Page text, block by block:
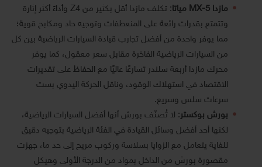
مازدا MX-5 مياتا
: تكلف مازدا أقل بكثير من Z4 وأداءً أكثر إثارة
وتتمتع بقدرات رائعة على المنعطفات وتوجيه حاد ومكابح قوية؛
مما يوفر واحدة من أفضل تجارب قيادة السيارات الرياضية بين كل
من السيارات الرياضية الفاخرة مقابل سعر معقول، كما يوفر
محرك مازدا أربعة سلندر تسارعًا عاليًا مع الحفاظ على تقديرات
الاقتصاد في استهلاك الوقود، وناقل الحركة اليدوي بست
سرعات سلس وسريع.
بورش بوكستر: لا تُصنّف بورش أنها أفضل السيارات الرياضية،
لكنها أحد أفضل وسائل القيادة في الفئة الرياضية بتوجيه دقيق
للغاية يتعامل مع الزوايا بسلاسة وركوب مريح إلى حد ما، جهزت
مقصورة بورش من الداخل بمواد من الدرجة الأولى وهيكل